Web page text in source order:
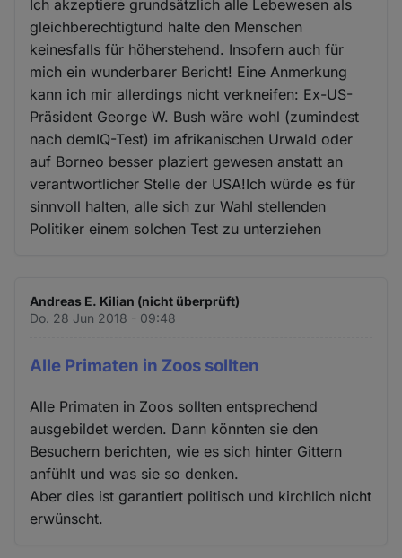
Ich akzeptiere grundsätzlich alle Lebewesen als
gleichberechtigtund halte den Menschen
keinesfalls für höherstehend. Insofern auch für
mich ein wunderbarer Bericht! Eine Anmerkung
kann ich mir allerdings nicht verkneifen: Ex-US-
Präsident George W. Bush wäre wohl (zumindest
nach demIQ-Test) im afrikanischen Urwald oder
auf Borneo besser plaziert gewesen anstatt an
verantwortlicher Stelle der USA!Ich würde es für
sinnvoll halten, alle sich zur Wahl stellenden
Politiker einem solchen Test zu unterziehen
Andreas E. Kilian (nicht überprüft)
Do. 28 Jun 2018 - 09:48
Alle Primaten in Zoos sollten
Alle Primaten in Zoos sollten entsprechend
ausgebildet werden. Dann könnten sie den
Besuchern berichten, wie es sich hinter Gittern
anfühlt und was sie so denken.
Aber dies ist garantiert politisch und kirchlich nicht
erwünscht.